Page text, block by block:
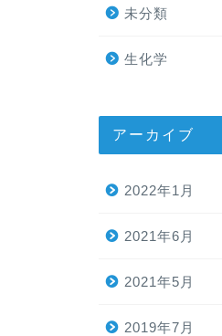
未分類
生化学
アーカイブ
2022年1月
2021年6月
2021年5月
2019年7月